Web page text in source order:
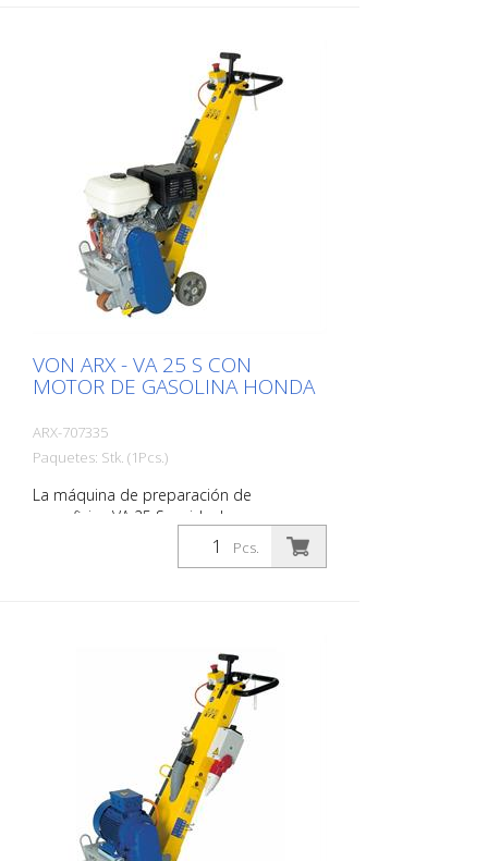
VON ARX - VA 25 S CON
MOTOR DE GASOLINA HONDA
ARX-707335
Paquetes: Stk. (1Pcs.)
La máquina de preparación de
superficies VA 25 S es ideal para
superficies medianas y grandes.
Equipada con un sistema de
máxima comodidad de manejo y el
máximo rendimiento de trabajo. Dispone
de los discos adecuados para cada reto.
La VA 25 S está disponible como
máquina de gasolina o eléctrica. Muy
probada como fresadora de
demarcación para empresas de marcaje.
Anchura de trabajo 250 mm Peso aprox.
95 - 105 kg (210 - 230 lbs)
Funcionamiento: Gasolina Honda
Pcs.